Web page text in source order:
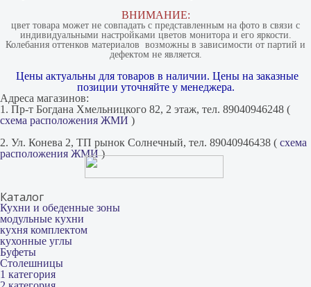
ВНИМАНИЕ:
цвет товара может не совпадать с представленным на фото в связи с
индивидуальными настройками цветов монитора и его яркости.
Колебания оттенков материалов​ ​ возможны в зависимости от партий и
дефектом не является.
Цены актуальны для товаров в наличии. Цены на заказные
позиции уточняйте у менеджера.
Адреса магазинов:
1. Пр-т Богдана Хмельницкого 82, 2 этаж, тел. 89040946248 (
схема расположения ЖМИ )
2. Ул. Конева 2, ТП рынок Солнечный, тел. 89040946438 ( схема
расположения ЖМИ)
Каталог
Кухни и обеденные зоны
модульные кухни
кухня комплектом
кухонные углы
Буфеты
Столешницы
1 категория